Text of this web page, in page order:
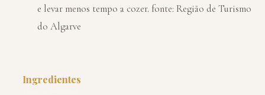
e levar menos tempo a cozer. fonte: Região de Turismo
do Algarve
Ingredientes